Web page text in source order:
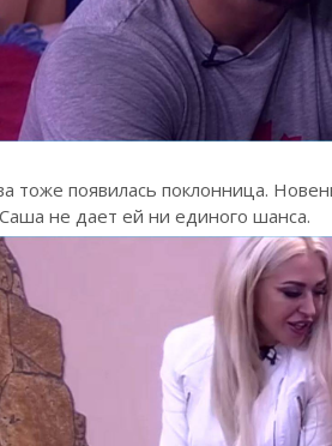
тоже появилась поклонница.
не дает ей ни единого шанса.